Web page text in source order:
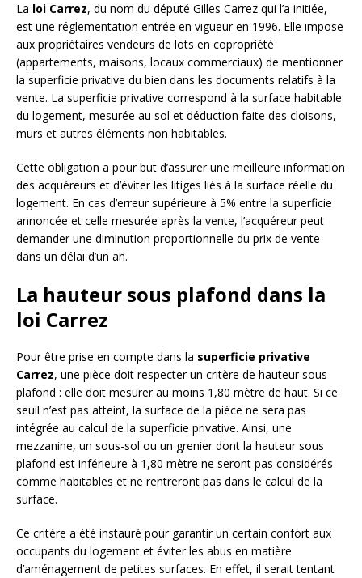
La loi Carrez, du nom du député Gilles Carrez qui l’a initiée,
est une réglementation entrée en vigueur en 1996. Elle impose
aux propriétaires vendeurs de lots en copropriété
(appartements, maisons, locaux commerciaux) de mentionner
la superficie privative du bien dans les documents relatifs à la
vente. La superficie privative correspond à la surface habitable
du logement, mesurée au sol et déduction faite des cloisons,
murs et autres éléments non habitables.
Cette obligation a pour but d’assurer une meilleure information
des acquéreurs et d’éviter les litiges liés à la surface réelle du
logement. En cas d’erreur supérieure à 5% entre la superficie
annoncée et celle mesurée après la vente, l’acquéreur peut
demander une diminution proportionnelle du prix de vente
dans un délai d’un an.
La hauteur sous plafond dans la
loi Carrez
Pour être prise en compte dans la superficie privative
Carrez, une pièce doit respecter un critère de hauteur sous
plafond : elle doit mesurer au moins 1,80 mètre de haut. Si ce
seuil n’est pas atteint, la surface de la pièce ne sera pas
intégrée au calcul de la superficie privative. Ainsi, une
mezzanine, un sous-sol ou un grenier dont la hauteur sous
plafond est inférieure à 1,80 mètre ne seront pas considérés
comme habitables et ne rentreront pas dans le calcul de la
surface.
Ce critère a été instauré pour garantir un certain confort aux
occupants du logement et éviter les abus en matière
d’aménagement de petites surfaces. En effet, il serait tentant